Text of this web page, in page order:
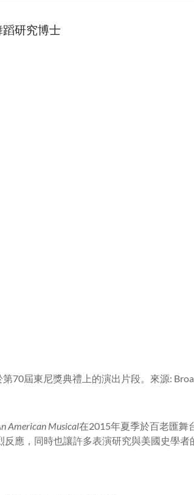
研究博士
第70屆東尼獎典禮上的演出片段。來源:
American Musical在2015年夏季於百老匯舞
應，同時也讓許多表演研究與美國史學者